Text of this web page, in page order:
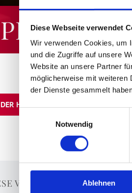
Diese Webseite verwendet
Wir verwenden Cookies, um
und die Zugriffe auf unsere
Website an unsere Partner
möglicherweise mit weiteren
der Dienste gesammelt
Notwendig
Ablehnen
HINZUFÜGEN
VERANSTALTUNG